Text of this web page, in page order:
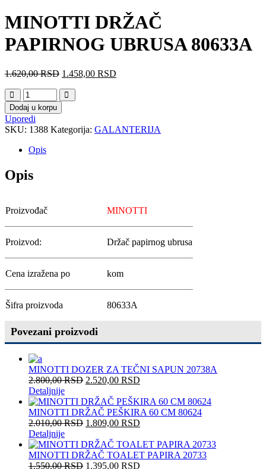
MINOTTI DRŽAČ
PAPIRNOG UBRUSA 80633A
1.620,00RSD 1.458,00 RSD
Dodaj u korpu
Uporedi
SKU: 1388 Kategorija: GALANTERIJA
Opis
Opis
Proizvođač MINOTTI
Proizvod: Držač papirnog ubrusa
Cena izražena po kom
Šifra proizvoda 80633A
Povezani proizvodi
MINOTTI DOZER ZA TEČNI SAPUN 20738A
2.800,00RSD 2.520,00 RSD
Detaljnije
MINOTTI DRŽAČ PEŠKIRA 60 CM 80624
2.010,00RSD 1.809,00 RSD
Detaljnije
MINOTTI DRŽAČ TOALET PAPIRA 20733
1.550,00RSD 1.395,00 RSD